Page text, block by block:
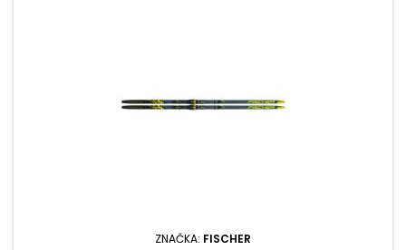
ZNAČKA: FISCHER